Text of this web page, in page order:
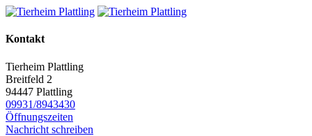
Kontakt
Tierheim Plattling
Breitfeld 2
94447 Plattling
09931/8943430
Öffnungszeiten
Nachricht schreiben